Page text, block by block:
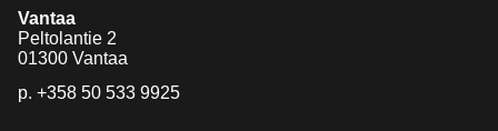
Vantaa
Peltolantie 2
01300 Vantaa
p. +358 50 533 9925